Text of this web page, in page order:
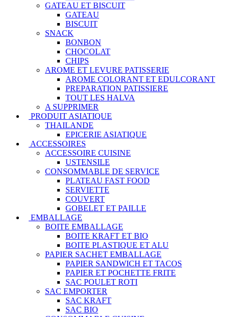
GATEAU ET BISCUIT
GATEAU
BISCUIT
SNACK
BONBON
CHOCOLAT
CHIPS
AROME ET LEVURE PATISSERIE
AROME COLORANT ET EDULCORANT
PREPARATION PATISSIERE
TOUT LES HALVA
A SUPPRIMER
PRODUIT ASIATIQUE
THAILANDE
EPICERIE ASIATIQUE
ACCESSOIRES
ACCESSOIRE CUISINE
USTENSILE
CONSOMMABLE DE SERVICE
PLATEAU FAST FOOD
SERVIETTE
COUVERT
GOBELET ET PAILLE
EMBALLAGE
BOITE EMBALLAGE
BOITE KRAFT ET BIO
BOITE PLASTIQUE ET ALU
PAPIER SACHET EMBALLAGE
PAPIER SANDWICH ET TACOS
PAPIER ET POCHETTE FRITE
SAC POULET ROTI
SAC EMPORTER
SAC KRAFT
SAC BIO